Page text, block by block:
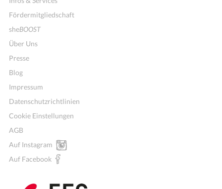
Fördermitgliedschaft
sheBOOST
Über Uns
Presse
Blog
Impressum
Datenschutzrichtlinien
Cookie Einstellungen
AGB
Auf Instagram
Auf Facebook